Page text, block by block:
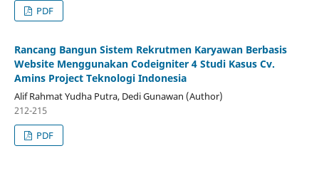
PDF
Rancang Bangun Sistem Rekrutmen Karyawan Berbasis
Website Menggunakan Codeigniter 4 Studi Kasus Cv.
Amins Project Teknologi Indonesia
Alif Rahmat Yudha Putra, Dedi Gunawan (Author)
212-215
PDF